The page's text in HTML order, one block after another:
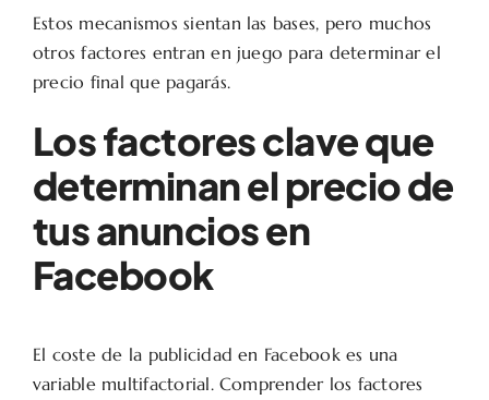
Estos mecanismos sientan las bases, pero muchos
otros factores entran en juego para determinar el
precio final que pagarás.
Los factores clave que
determinan el precio de
tus anuncios en
Facebook
El coste de la publicidad en Facebook es una
variable multifactorial. Comprender los factores